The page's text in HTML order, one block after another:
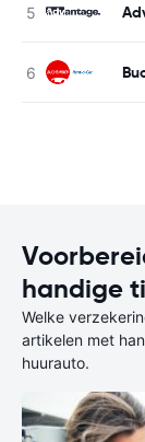
handige
Welke
artikelen met
huurauto.